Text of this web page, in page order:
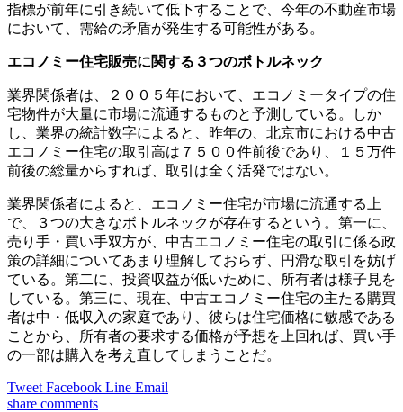
指標が前年に引き続いて低下することで、今年の不動産市場
において、需給の矛盾が発生する可能性がある。
エコノミー住宅販売に関する３つのボトルネック
業界関係者は、２００５年において、エコノミータイプの住
宅物件が大量に市場に流通するものと予測している。しか
し、業界の統計数字によると、昨年の、北京市における中古
エコノミー住宅の取引高は７５００件前後であり、１５万件
前後の総量からすれば、取引は全く活発ではない。
業界関係者によると、エコノミー住宅が市場に流通する上
で、３つの大きなボトルネックが存在するという。第一に、
売り手・買い手双方が、中古エコノミー住宅の取引に係る政
策の詳細についてあまり理解しておらず、円滑な取引を妨げ
ている。第二に、投資収益が低いために、所有者は様子見を
している。第三に、現在、中古エコノミー住宅の主たる購買
者は中・低収入の家庭であり、彼らは住宅価格に敏感である
ことから、所有者の要求する価格が予想を上回れば、買い手
の一部は購入を考え直してしまうことだ。
Tweet Facebook Line Email
share comments